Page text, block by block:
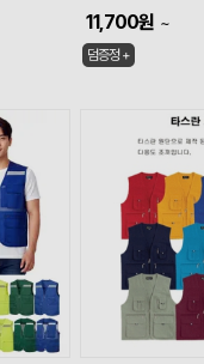
11,700원 ~
덤증정 +